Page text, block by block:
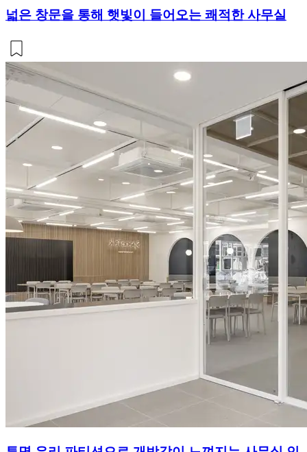
넓은 창문을 통해 햇빛이 들어오는 쾌적한 사무실